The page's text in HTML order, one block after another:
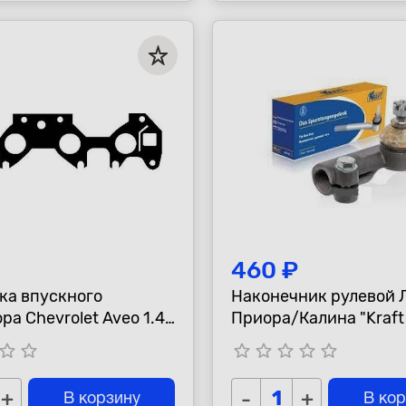
впускного
Chevrolet Aveo 1.4
"PMV"
star_border star_border
+ В корзину
460 ₽
Наконечник рулевой
Приора/Калина
star_border star_border star_border star_border star_border
- + В